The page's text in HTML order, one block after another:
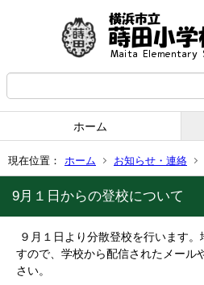
ホーム
現在位置： ホーム お知らせ・連絡
9月１日からの登校について
９月１日より分散登校を行います
すので、学校から配信されたメール
さい。